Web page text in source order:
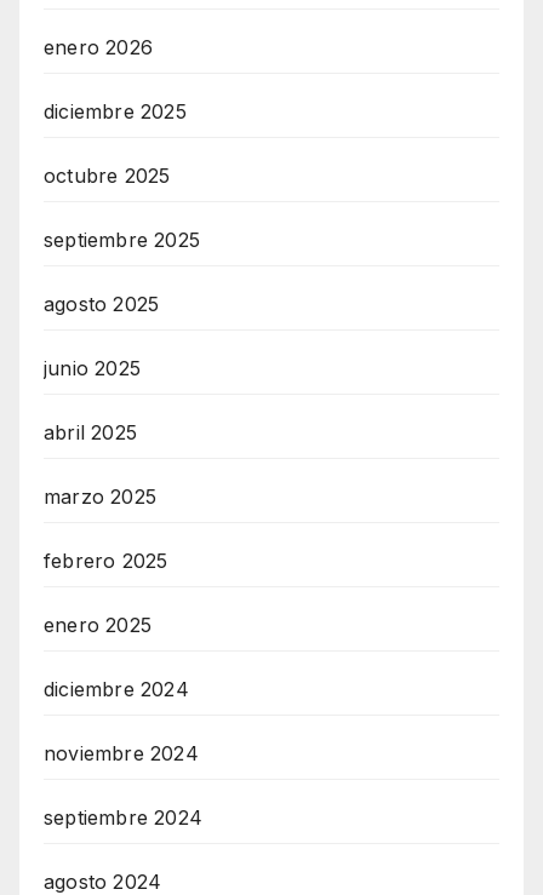
enero 2026
diciembre 2025
octubre 2025
septiembre 2025
agosto 2025
junio 2025
abril 2025
marzo 2025
febrero 2025
enero 2025
diciembre 2024
noviembre 2024
septiembre 2024
agosto 2024